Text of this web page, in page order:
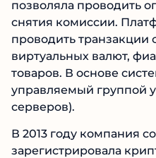
позволяла проводить
снятия комиссии.
проводить
виртуальных валют,
товаров. В основе
управляемый группой
серверов).
В 2013 году компания
зарегистрировала